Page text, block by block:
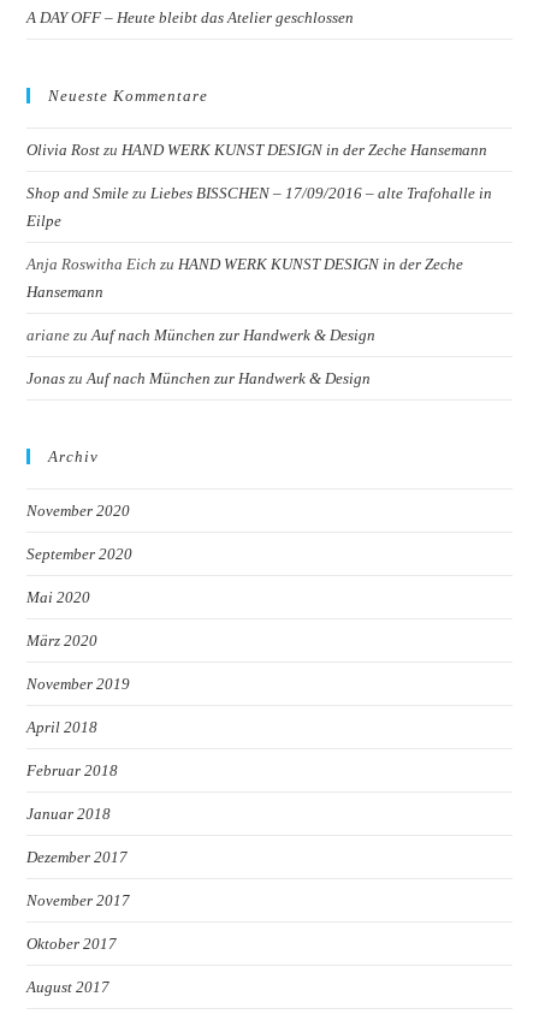
A DAY OFF – Heute bleibt das Atelier geschlossen
Neueste Kommentare
Olivia Rost zuHAND WERK KUNST DESIGN in der Zeche Hansemann
Shop and Smile zuLiebes BISSCHEN – 17/09/2016 – alte Trafohalle in
Eilpe
Anja Roswitha Eich zuHAND WERK KUNST DESIGN in der Zeche
Hansemann
ariane zuAuf nach München zur Handwerk & Design
Jonas zuAuf nach München zur Handwerk & Design
Archiv
November 2020
September 2020
Mai 2020
März 2020
November 2019
April 2018
Februar 2018
Januar 2018
Dezember 2017
November 2017
Oktober 2017
August 2017